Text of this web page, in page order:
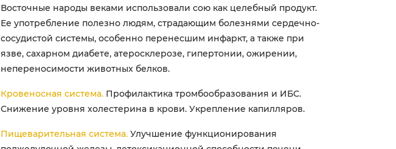
Восточные народы веками использовали сою как целебный продукт.
Ее употребление полезно людям, страдающим болезнями сердечно-
сосудистой системы, особенно перенесшим инфаркт, а также при
язве, сахарном диабете, атеросклерозе, гипертонии, ожирении,
непереносимости животных белков.
Кровеносная система. Профилактика тромбообразования и ИБС.
Снижение уровня холестерина в крови. Укрепление капилляров.
Пищеварительная система. Улучшение функционирования